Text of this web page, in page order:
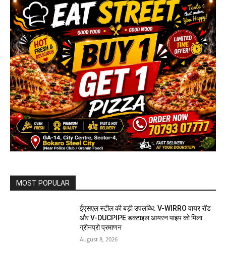
MOST POPULAR
ईएसएल स्टील की बड़ी उपलब्धि: V-WIRRO वायर रॉड
और V-DUCPIPE डक्टाइल आयरन पाइप को मिला
ग्रीनप्रो प्रमाणन
August 8, 2026